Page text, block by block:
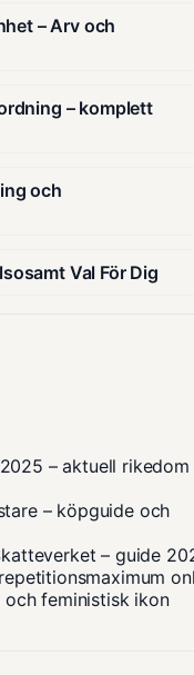
– Arv och
– komplett
och
Val För Dig
– aktuell rikedom
– köpguide och
– guide
och feministisk ikon